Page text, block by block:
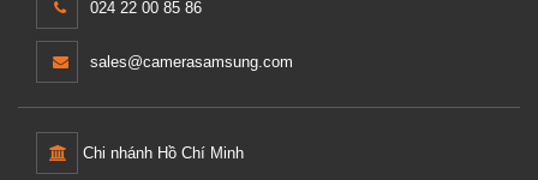
024 22 00 85 86
sales@camerasamsung.com
Chi nhánh Hồ Chí Minh